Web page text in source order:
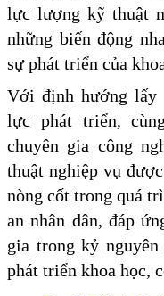
lực lượng kỹ thuật
những biến động
sự phát triển của
Với định hướng lấy
lực phát triển,
chuyên gia công
thuật nghiệp vụ
nòng cốt trong quá
an nhân dân, đáp
gia trong kỷ
phát triển khoa học,